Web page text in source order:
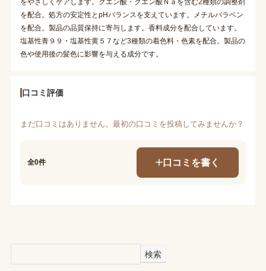
を配合。処方の安定性とpHバランスを支えています。メチルパラベン
を配合。製品の品質保持に寄与します。香料成分を配合しています。
塩基性青９９・塩基性黄５７など3種類の着色料・色素を配合。製品の
色や使用後の髪色に影響を与える成分です。
口コミ評価
まだ口コミはありません。最初の口コミを投稿してみませんか？
全0件 口コミを書く
検索